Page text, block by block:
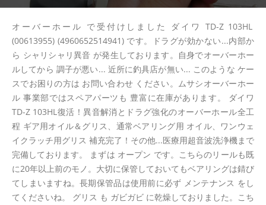
オーバーホール で受付けしました ダイワ TD-Z 103HL
(00613955) (4960652514941) です。ドラグが効かない...内部か
ら シャリシャリ異音 が発生しております。自身でオーバーホー
ルしてから 調子が悪い... 近所に釣具店が無い... このような ケー
スでお困りの方は お問い合わせ ください。ムサシオーバーホー
ル 事業部ではスペアパーツも 豊富に在庫があります。 ダイワ
TD-Z 103HL復活！異音解消とドラグ強化のオーバーホール全工
程 ギア用オイル＆グリス、通常ベアリング用 オイル、ワンウェ
イクラッチ用グリス 補充完了！その他...医療用超音波洗浄機まで
完備しております。 まずは オープン です。こちらのリールも既
に20年以上前のモノ。大切に保管しておいてもベアリングは錆び
てしまいますね。長期保管品は使用前に必ず メンテナンス をし
てくださいね。 グリス も ガビガビ に乾燥しておりました。こち